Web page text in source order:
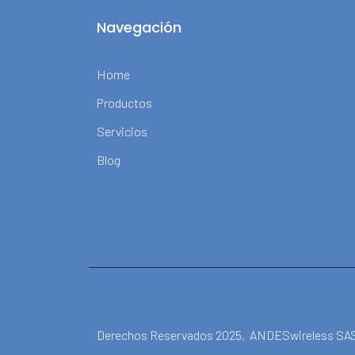
Navegación
Home
Productos
Servicios
Blog
Derechos Reservados 2025, ANDESwireless